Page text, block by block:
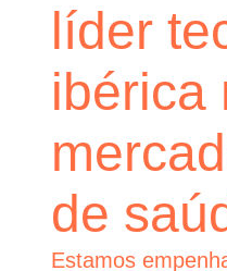
líder
ibérica
de
Estamos